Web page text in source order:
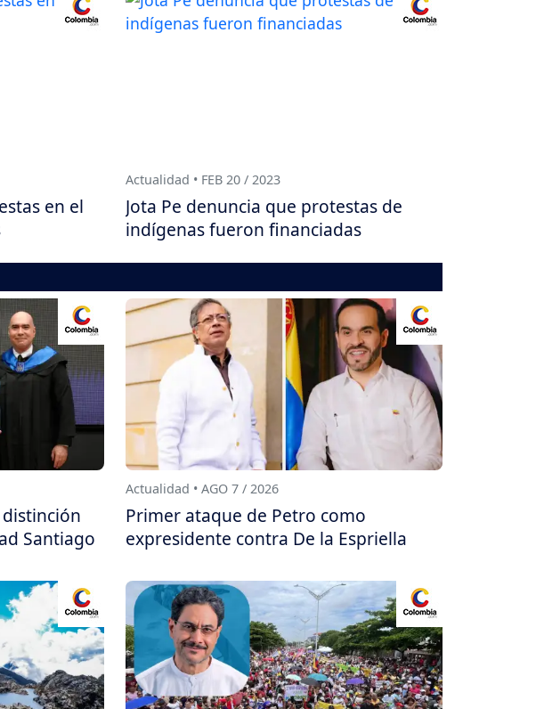
en el
Actualidad • FEB 20 / 2023
Jota Pe denuncia que protestas de
indígenas fueron financiadas
Santiago
Actualidad • AGO 7 / 2026
Primer ataque de Petro como
expresidente contra De la Espriella